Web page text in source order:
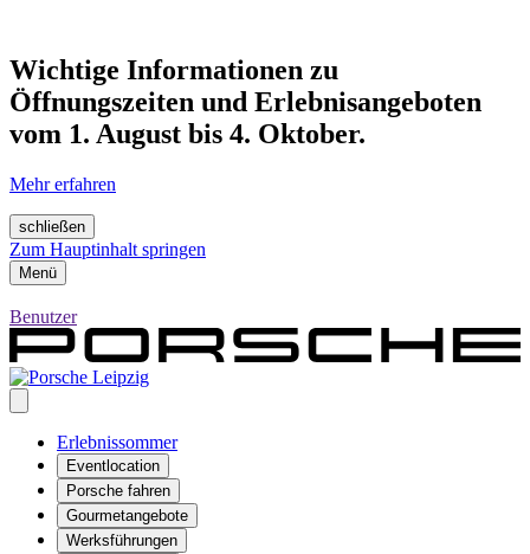
Wichtige Informationen zu
Öffnungszeiten und Erlebnisangeboten
vom 1. August bis 4. Oktober.
Mehr erfahren
schließen
Zum Hauptinhalt springen
Menü
Benutzer
Erlebnissommer
Eventlocation
Porsche fahren
Gourmetangebote
Werksführungen